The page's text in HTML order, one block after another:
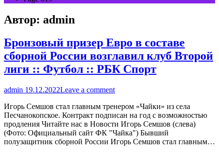
Автор: admin
Бронзовый призер Евро в составе
сборной России возглавил клуб Второй
лиги :: Футбол :: РБК Спорт
admin 19.12.2022Leave a comment
Игорь Семшов стал главным тренером «Чайки» из села
Песчанокопское. Контракт подписан на год с возможностью
продления Читайте нас в Новости Игорь Семшов (слева)
(Фото: Официальный сайт ФК "Чайка") Бывший
полузащитник сборной России Игорь Семшов стал главным…